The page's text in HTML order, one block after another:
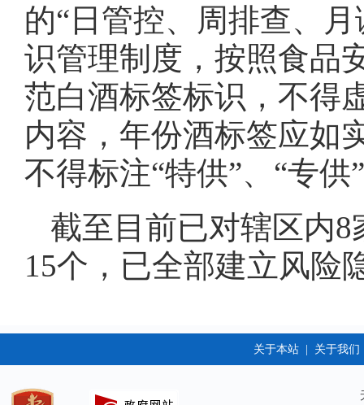
的“日管控、周排查、
识管理制度，按照食品
范白酒标签标识，不得
内容，年份酒标签应如
不得标注“特供”、“专供
截至目前已对辖区内
15个，已全部建立风险